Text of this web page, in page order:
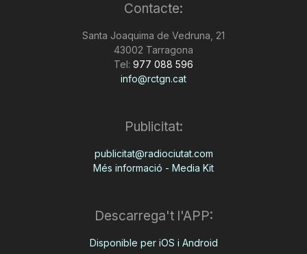
Contacte:
Santa Joaquima de Vedruna, 21
43002 Tarragona
Tel: 977 088 596
info@rctgn.cat
Publicitat:
publicitat@radiociutat.com
Més informació - Media Kit
Descarrega't l'APP:
Disponible per iOS i Android